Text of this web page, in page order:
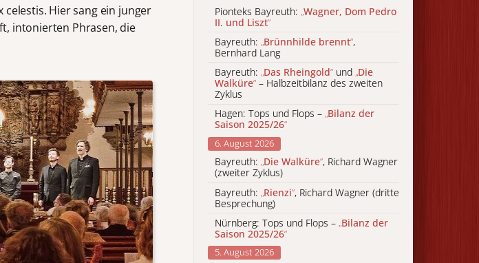
celestis. Hier sang ein junger
intonierten Phrasen, die
Pionteks Bayreuth: „Wagner, Dom Pedro
II. und Liszt“
Bayreuth: „Brünnhilde brennt“,
Bernhard Lang
Bayreuth: „Das Rheingold“ und „Die
Walküre“ – Halbzeitbilanz des zweiten
Zyklus
Hagen: Tops und Flops – „Bilanz der
Saison 2025/26“
6. August 2026
Bayreuth: „Die Walküre“, Richard Wagner
(zweiter Zyklus)
Bayreuth: „Rienzi“, Richard Wagner (dritte
Besprechung)
Nürnberg: Tops und Flops – „Bilanz der
Saison 2025/26“
5. August 2026